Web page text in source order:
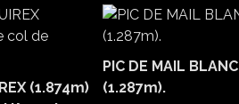
(1.874m)
PIC DE MAIL BLANC
(1.287m).